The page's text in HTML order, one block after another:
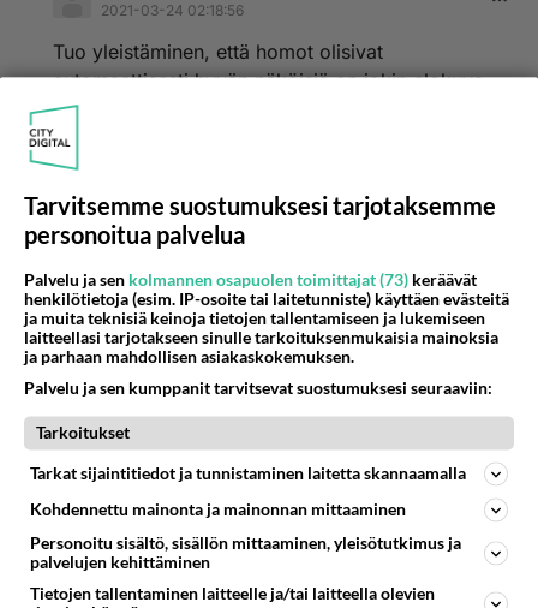
2021-03-24 02:18:56
Tuo yleistäminen, että homot olisivat
automaattisesti hyvän näköisiä on jokin elokuva
fantasia.
peepingtommi
2023-01-23 19:48:14
still hurt youkirjoitti:
No mitä se sit aiheuttaa? Kaikki mun tuntemat bisset
ovat tiukasti naimisissa, perheellisiä ja moni pomppii sit
salaa miesten kanssa sängyssä. On kuulemma
ihanteellinen järjestely eikä sitten yhtään
oikein ymmärtää :D
Lue lisää
Rikkaus pettää aviovaimoa? Niinkö bissemiehet
ajattelee? Vai onko tää yksittäistapaus?
Niin eihän vaimon petäminen ole mitään, mutta
auta armias jos vaimo laukkaa vieraissa!
Ja aina syyllistetään homoja.
Äänestä
Tarvitsemme suostumuksesi tarjotaksemme
personoitua palvelua
Palvelu ja sen kolmannen osapuolen toimittajat (73) keräävät
henkilötietoja (esim. IP-osoite tai laitetunniste) käyttäen evästeitä
ja muita teknisiä keinoja tietojen tallentamiseen ja lukemiseen
laitteellasi tarjotakseen sinulle tarkoituksenmukaisia mainoksia
ja parhaan mahdollisen asiakaskokemuksen.
Palvelu ja sen kumppanit tarvitsevat suostumuksesi seuraaviin:
Tarkoitukset
Tarkat sijaintitiedot ja tunnistaminen laitetta skannaamalla
Kohdennettu mainonta ja mainonnan mittaaminen
Personoitu sisältö, sisällön mittaaminen, yleisötutkimus ja
palvelujen kehittäminen
Tietojen tallentaminen laitteelle ja/tai laitteella olevien